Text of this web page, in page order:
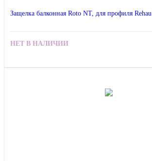
Защелка балконная Roto NT, для профиля Rehau
НЕТ В НАЛИЧИИ